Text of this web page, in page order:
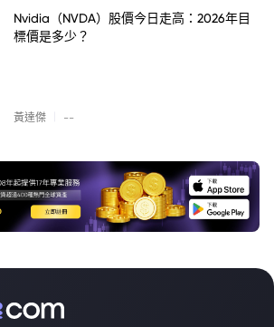
Nvidia（NVDA）股價今日走高：2026年目
標價是多少？
黃達傑 --